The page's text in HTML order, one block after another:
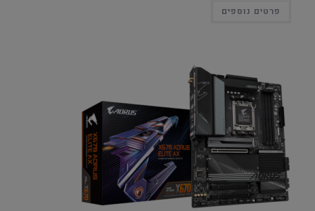
פרטים נוספים